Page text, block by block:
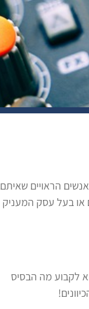
הראויים שאיתם
או בעל עסק המעניק
לקבוע מה הבסיס